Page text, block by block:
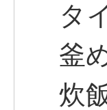
タ
釜
炊